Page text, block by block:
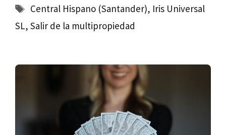
Etiquetas
Central Hispano (Santander), Iris Universal
SL, Salir de la multipropiedad